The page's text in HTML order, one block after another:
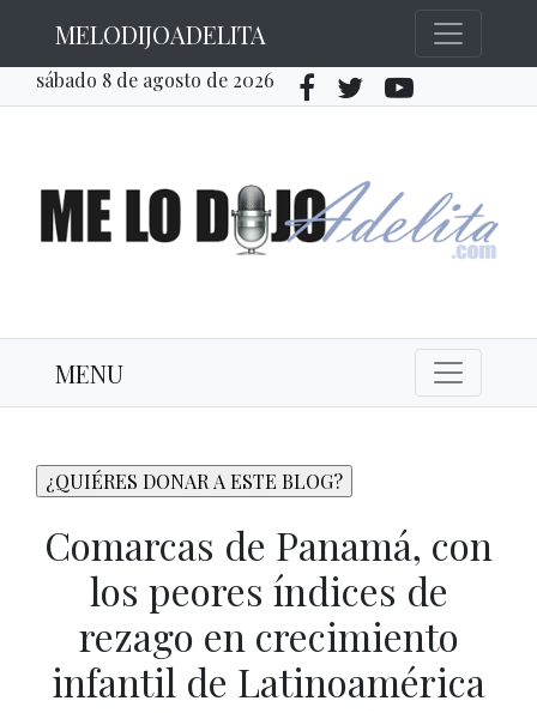
MELODIJOADELITA
sábado 8 de agosto de 2026
MENU
Comarcas de Panamá, con
los peores índices de
rezago en crecimiento
infantil de Latinoamérica